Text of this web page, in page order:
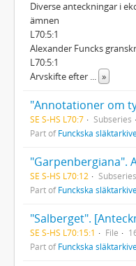
Diverse anteckningar i
ämnen
L70:5:1
Alexander Funcks
L70:5:1
Arvskifte efter
»
SE S-HS L70:7 Subseries
Part ofFunckska
SE S-HS L70:12 Subseries
Part ofFunckska
SE S-HS L70:15:1 File
Part ofFunckska